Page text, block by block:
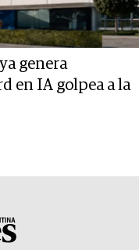
genera
en IA golpea a la